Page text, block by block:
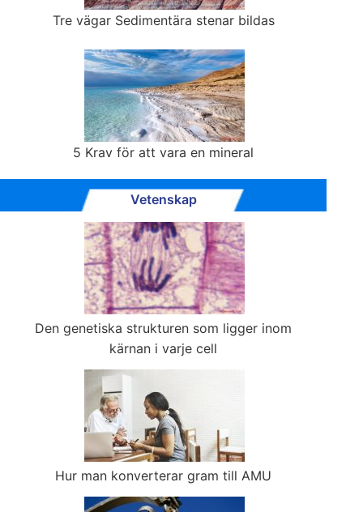
Tre vägar Sedimentära stenar bildas
5 Krav för att vara en mineral
Vetenskap
Den genetiska strukturen som ligger inom
kärnan i varje cell
Hur man konverterar gram till AMU